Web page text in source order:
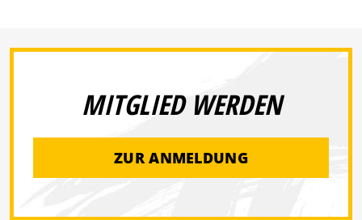
MITGLIED WERDEN
ZUR ANMELDUNG